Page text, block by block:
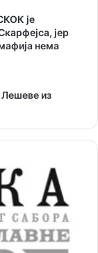
је
јер
нема
из